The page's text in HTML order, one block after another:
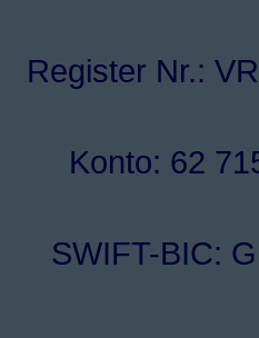
Register Nr.:
Konto: 62
SWIFT-BIC: